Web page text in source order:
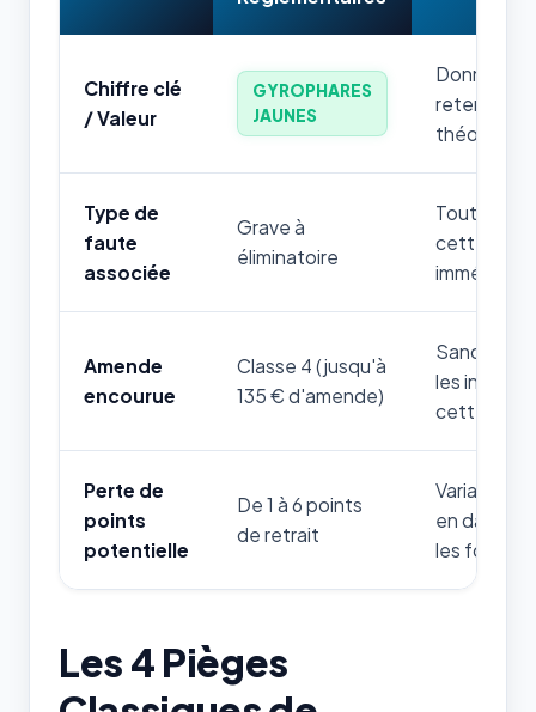
Chiffre clé
/ Valeur
GYROPHARES
JAUNES
Donnée
retenir par
théorique.
Type de
faute
associée
Grave à
éliminatoire
Toute
cette
Amende
encourue
Classe 4 (jusqu'à
135 € d'amende)
Sanction
les
cette
Perte de
points
potentielle
De 1 à 6 points
de retrait
Variable
en danger
les forces
Les 4 Pièges